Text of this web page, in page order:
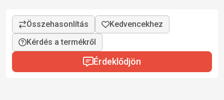
Kérdés a termékről
Érdeklődjön